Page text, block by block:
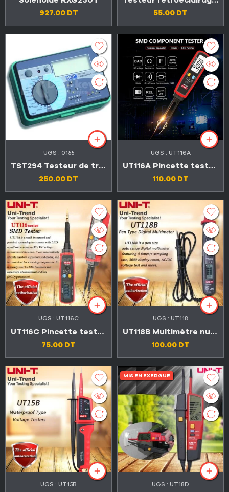
927.00 DT
55.00 DT
UGS : 0155
TST294 Testeur de transistor
250.00 DT
UGS : UT116A
UT116A Pincette testeur SMD, diode LED composants électroniques, condensateur résistance
110.00 DT
UGS : UT116C
UT116C Pincette testeur SMD, diode LED composants électroniques, condensateur résistance, batterie
75.00 DT
UGS : UT118
UT118B Multimètre numérique automatique compteur détecteur
100.00 DT
UGS : UT15B
MIS EN EXERGUE
UGS : UT18D